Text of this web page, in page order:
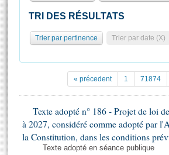
Pétitions
Projets de loi
Propositions de loi
Amendements
Statistiques et chiffres clés
Documents de référence
( Constitution | Règlement de
Histoire
Juniors
La Bibliothèque
Contacts et plan d'accès
Photos libres de droit
TRI DES RÉSULTATS
Trier par pertinence Trier par date (X)
« précedent 1 71874
Texte adopté n° 186 - Projet de loi
à 2027, considéré comme adopté par
la Constitution, dans les conditions
Texte adopté en séance publique